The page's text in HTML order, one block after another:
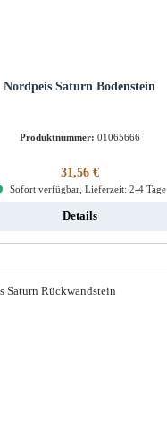
Nordpeis Saturn Bodenstein
Produktnummer: 01065666
Regulärer Preis:
31,56 €
Sofort verfügbar, Lieferzeit: 2-4 Tage
Details